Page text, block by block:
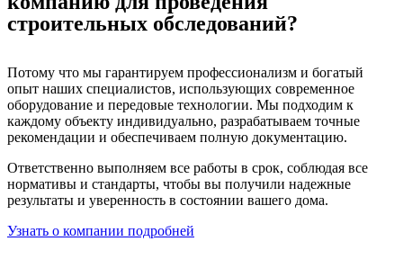
строительных обследований?
Потому что мы гарантируем профессионализм и богатый
опыт наших специалистов, использующих современное
оборудование и передовые технологии. Мы подходим к
каждому объекту индивидуально, разрабатываем точные
рекомендации и обеспечиваем полную документацию.
Ответственно выполняем все работы в срок, соблюдая все
нормативы и стандарты, чтобы вы получили надежные
результаты и уверенность в состоянии вашего дома.
Узнать о компании подробней